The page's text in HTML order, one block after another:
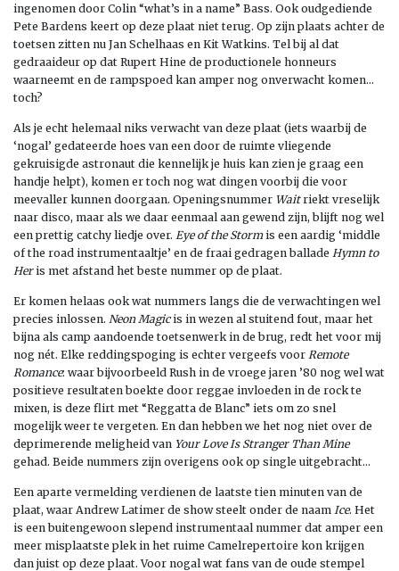
ingenomen door Colin “what’s in a name” Bass. Ook oudgediende
Pete Bardens keert op deze plaat niet terug. Op zijn plaats achter de
toetsen zitten nu Jan Schelhaas en Kit Watkins. Tel bij al dat
gedraaideur op dat Rupert Hine de productionele honneurs
waarneemt en de rampspoed kan amper nog onverwacht komen…
toch?
Als je echt helemaal niks verwacht van deze plaat (iets waarbij de
‘nogal’ gedateerde hoes van een door de ruimte vliegende
gekruisigde astronaut die kennelijk je huis kan zien je graag een
handje helpt), komen er toch nog wat dingen voorbij die voor
meevaller kunnen doorgaan. Openingsnummer Waitriekt vreselijk
naar disco, maar als we daar eenmaal aan gewend zijn, blijft nog wel
een prettig catchy liedje over. Eye of the Stormis een aardig ‘middle
of the road instrumentaaltje’ en de fraai gedragen ballade Hymn to
Heris met afstand het beste nummer op de plaat.
Er komen helaas ook wat nummers langs die de verwachtingen wel
precies inlossen. Neon Magicis in wezen al stuitend fout, maar het
bijna als camp aandoende toetsenwerk in de brug, redt het voor mij
nog nét. Elke reddingspoging is echter vergeefs voor Remote
Romance: waar bijvoorbeeld Rush in de vroege jaren ’80 nog wel wat
positieve resultaten boekte door reggae invloeden in de rock te
mixen, is deze flirt met “Reggatta de Blanc” iets om zo snel
mogelijk weer te vergeten. En dan hebben we het nog niet over de
deprimerende meligheid van Your Love Is Stranger Than Mine
gehad. Beide nummers zijn overigens ook op single uitgebracht…
Een aparte vermelding verdienen de laatste tien minuten van de
plaat, waar Andrew Latimer de show steelt onder de naam Ice. Het
is een buitengewoon slepend instrumentaal nummer dat amper een
meer misplaatste plek in het ruime Camelrepertoire kon krijgen
dan juist op deze plaat. Voor nogal wat fans van de oude stempel